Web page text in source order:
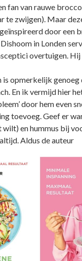
fan van rauwe
te zwijgen). Maar
door een
in Londen
overtuigen.
is opmerkelijk genoeg
En ik vermijd hier
door hem even
toevoeg. Geef er
en hummus bij
Aldus de auteur